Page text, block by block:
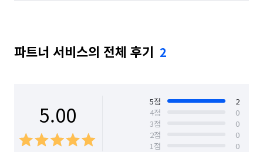
파트너 서비스의 전체 후기 2
5.00 5점
2
4점
0
3점
0
2점
0
1점
0